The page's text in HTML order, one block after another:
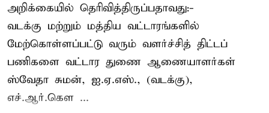
அறிக்கையில் தெரிவித்திருப்பதாவது:-
வடக்கு மற்றும் மத்திய வட்டாரங்களில்
மேற்கொள்ளப்பட்டு வரும் வளர்ச்சித் திட்டப்
பணிகளை வட்டார துணை ஆணையாளர்கள்
ஸ்வேதா சுமன், ஐ.ஏ.எஸ்., (வடக்கு),
எச்.ஆர்.கௌ ...